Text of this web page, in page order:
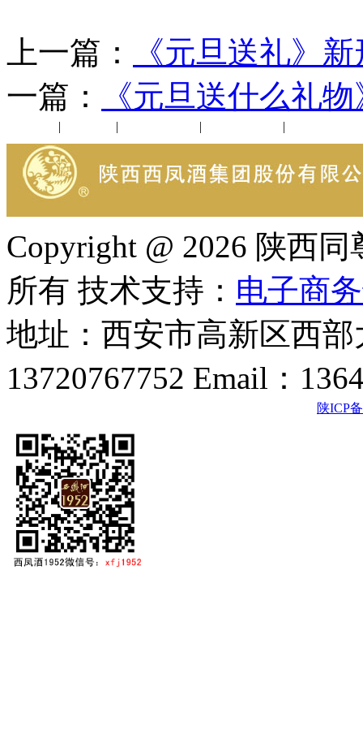
上一篇：
《元旦送礼》
一篇：
《元旦送什么礼
| | | |
Copyright @ 2026 陕西
所有 技术支持： 电子商
地址：西安市高新区西
13720767752 Email：
陕ICP